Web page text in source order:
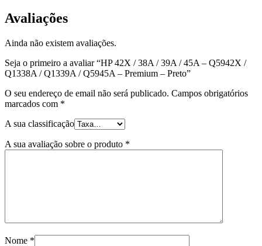
Preto
Avaliações
Ainda não existem avaliações.
Seja o primeiro a avaliar “HP 42X / 38A / 39A / 45A – Q5942X /
Q1338A / Q1339A / Q5945A – Premium – Preto”
O seu endereço de email não será publicado. Campos obrigatórios
marcados com *
A sua classificação
A sua avaliação sobre o produto *
Nome *